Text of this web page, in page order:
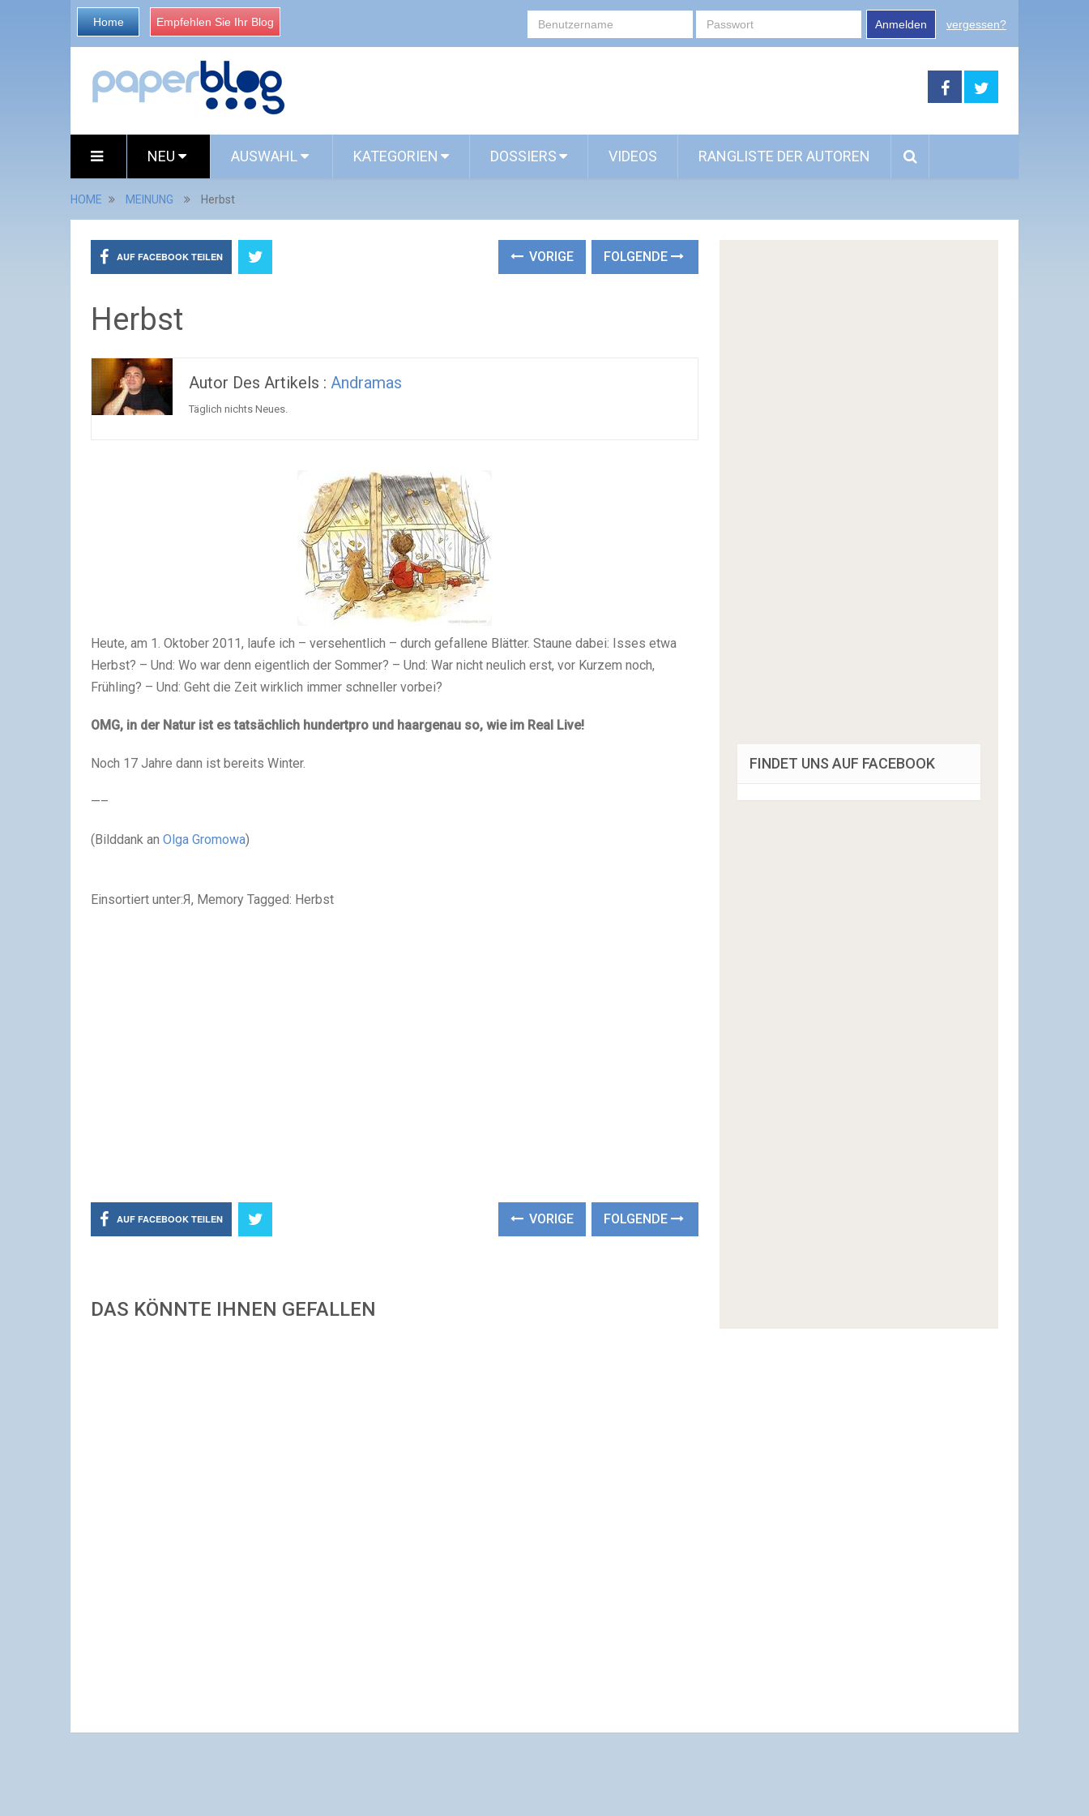
Home Empfehlen Sie Ihr Blog Anmelden vergessen?
NEU AUSWAHL KATEGORIEN DOSSIERS VIDEOS RANGLISTE DER AUTOREN
HOME MEINUNG Herbst
AUF FACEBOOK TEILEN VORIGE FOLGENDE
Herbst
Autor Des Artikels : Andramas
Täglich nichts Neues.
Heute, am 1. Oktober 2011, laufe ich – versehentlich – durch gefallene Blätter. Staune dabei: Isses etwa
Herbst? – Und: Wo war denn eigentlich der Sommer? – Und: War nicht neulich erst, vor Kurzem noch,
Frühling? – Und: Geht die Zeit wirklich immer schneller vorbei?
OMG, in der Natur ist es tatsächlich hundertpro und haargenau so, wie im Real Live!
Noch 17 Jahre dann ist bereits Winter.
—–
(Bilddank an Olga Gromowa)
Einsortiert unter:Я, Memory Tagged: Herbst
AUF FACEBOOK TEILEN VORIGE FOLGENDE
DAS KÖNNTE IHNEN GEFALLEN
FINDET UNS AUF FACEBOOK